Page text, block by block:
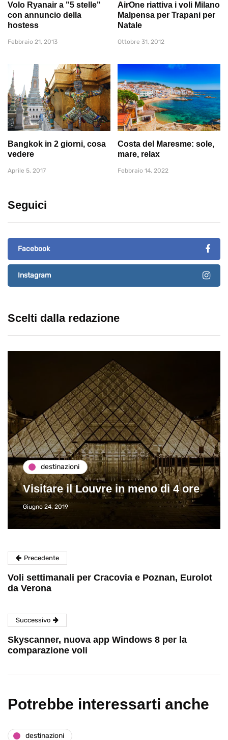
Volo Ryanair a "5 stelle"
con annuncio della
hostess
Febbraio 21, 2013
AirOne riattiva i voli Milano
Malpensa per Trapani per
Natale
Ottobre 31, 2012
Bangkok in 2 giorni, cosa
vedere
Aprile 5, 2017
Costa del Maresme: sole,
mare, relax
Febbraio 14, 2022
Seguici
Facebook
Instagram
Scelti dalla redazione
destinazioni
Visitare il Louvre in meno di 4 ore
Giugno 24, 2019
Precedente
Voli settimanali per Cracovia e Poznan, Eurolot
da Verona
Successivo
Skyscanner, nuova app Windows 8 per la
comparazione voli
Potrebbe interessarti anche
destinazioni